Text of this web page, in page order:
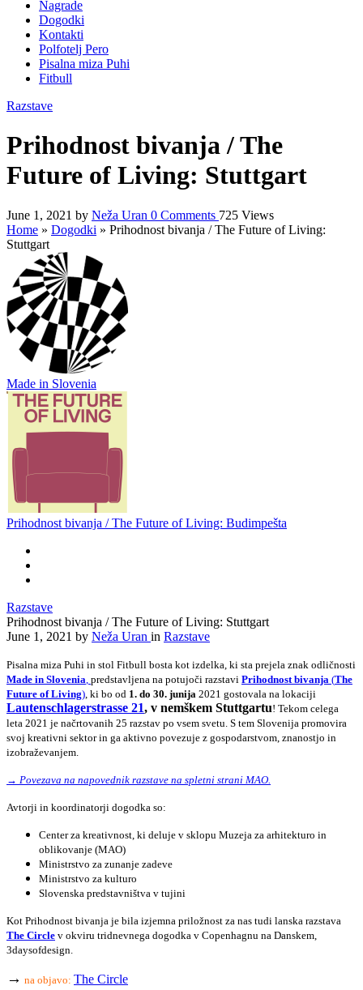
Nagrade
Dogodki
Kontakti
Polfotelj Pero
Pisalna miza Puhi
Fitbull
Razstave
Prihodnost bivanja / The
Future of Living: Stuttgart
June 1, 2021 by Neža Uran 0 Comments 725 Views
Home » Dogodki » Prihodnost bivanja / The Future of Living:
Stuttgart
Made in Slovenia
Prihodnost bivanja / The Future of Living: Budimpešta
Razstave
Prihodnost bivanja / The Future of Living: Stuttgart
June 1, 2021 by Neža Uran in Razstave
Pisalna miza Puhi in stol Fitbull bosta kot izdelka, ki sta prejela znak odličnosti
Made in Slovenia predstavljena na potujoči razstavi Prihodnost bivanja (The
Future of Living) , ki bo od 1. do 30. junija 2021 gostovala na lokaciji
Lautenschlagerstrasse 21, v nemškem Stuttgartu! Tekom celega
leta 2021 je načrtovanih 25 razstav po vsem svetu. S tem Slovenija promovira
svoj kreativni sektor in ga aktivno povezuje z gospodarstvom, znanostjo in
izobraževanjem.
→ Povezava na napovednik razstave na spletni strani MAO.
Avtorji in koordinatorji dogodka so:
Center za kreativnost, ki deluje v sklopu Muzeja za arhitekturo in
oblikovanje (MAO)
Ministrstvo za zunanje zadeve
Ministrstvo za kulturo
Slovenska predstavništva v tujini
Kot Prihodnost bivanja je bila izjemna priložnost za nas tudi lanska razstava
The Circle v okviru tridnevnega dogodka v Copenhagnu na Danskem,
3daysofdesign.
→ na objavo: The Circle